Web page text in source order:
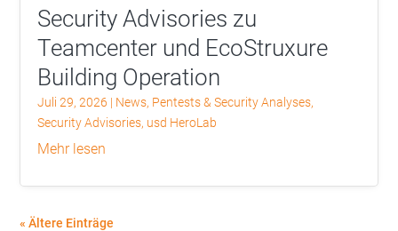
Security Advisories zu
Teamcenter und EcoStruxure
Building Operation
Juli 29, 2026 | News, Pentests & Security Analyses,
Security Advisories, usd HeroLab
mehr lesen
« Ältere Einträge